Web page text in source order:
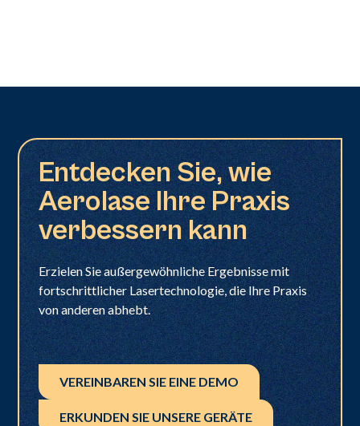
Entdecken Sie, wie
Aerolase Ihre Praxis
verbessern kann
Erzielen Sie außergewöhnliche Ergebnisse mit
fortschrittlicher Lasertechnologie, die Ihre Praxis
von anderen abhebt.
VEREINBAREN SIE EINE DEMO
ERKUNDEN SIE UNSERE GERÄTE